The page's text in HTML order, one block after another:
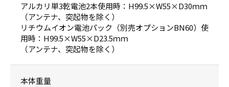
アルカリ単3乾電池2本使用時：H99.5×W55×D30ｍｍ
（アンテナ、突起物を除く）
リチウムイオン電池パック（別売オプションBN60）使
用時：H99.5×W55×D23.5ｍｍ
（アンテナ、突起物を除く）
本体重量